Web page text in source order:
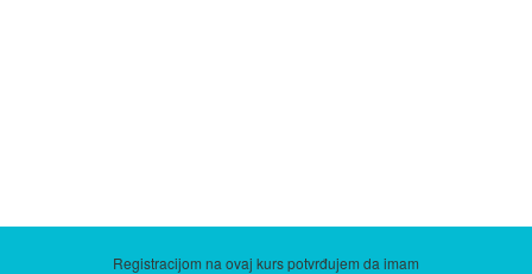
Registracijom na ovaj kurs potvrđujem da imam